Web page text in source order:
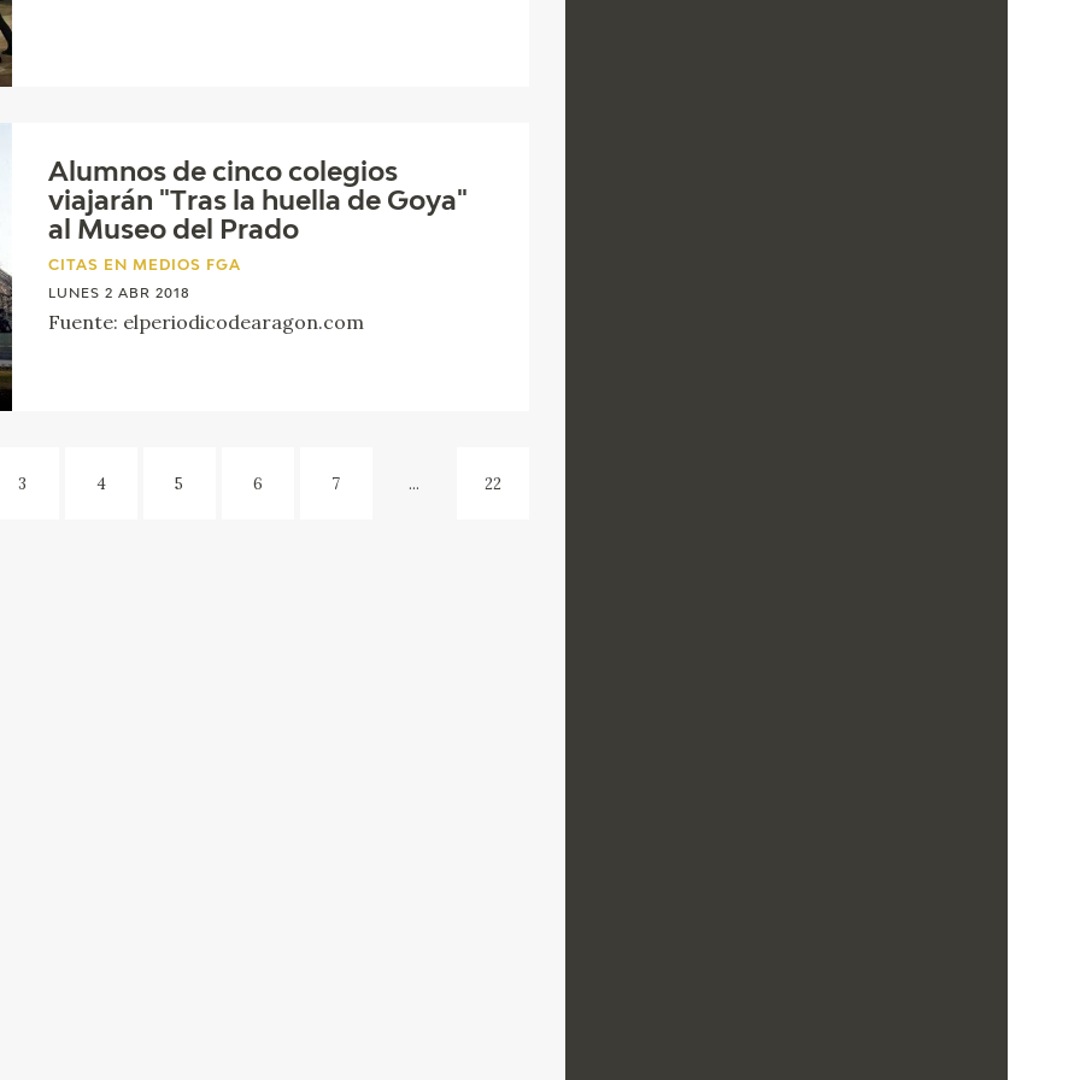
Alumnos de cinco colegios
viajarán "Tras la huella de Goya"
al Museo del Prado
CITAS EN MEDIOS FGA
LUNES 2 ABR 2018
Fuente: elperiodicodearagon.com
3 4 5 6 7 ... 22